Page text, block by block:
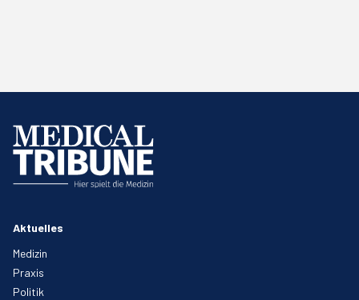
Aktuelles
Medizin
Praxis
Politik